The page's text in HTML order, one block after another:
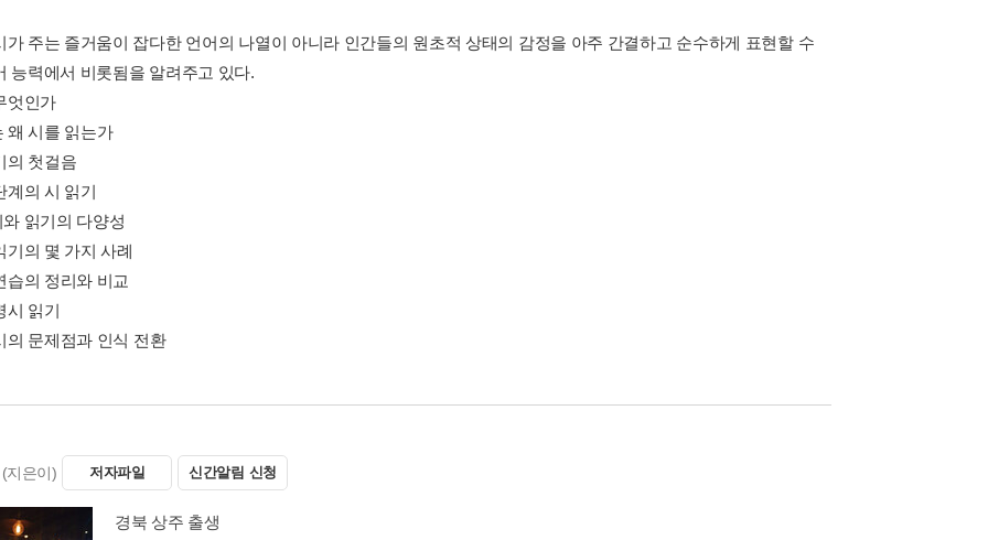
가 주는 즐거움이 잡다한 언어의 나열이 아니라 인간들의 원초적 상태의 감정을 아주 간결하고 순수하게 표현할 수
능력에서 비롯됨을 알려주고 있다.
엇인가
왜 시를 읽는가
의 첫걸음
계의 시 읽기
읽기의 다양성
기의 몇 가지 사례
습의 정리와 비교
시 읽기
의 문제점과 인식 전환
(지은이) 저자파일 신간알림 신청
경북 상주 출생